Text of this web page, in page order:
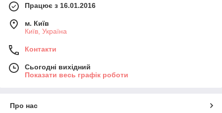
Працює з 16.01.2016
м. Київ
Київ, Україна
Контакти
Сьогодні вихідний
Показати весь графік роботи
Про нас